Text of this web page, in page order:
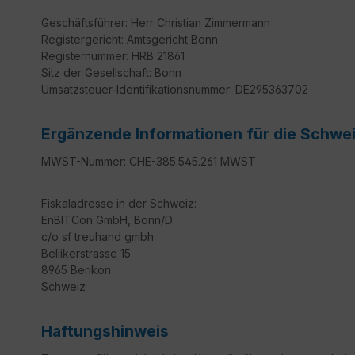
Geschäftsführer: Herr Christian Zimmermann
Registergericht: Amtsgericht Bonn
Registernummer: HRB 21861
Sitz der Gesellschaft: Bonn
Umsatzsteuer-Identifikationsnummer: DE295363702
Ergänzende Informationen für die
MWST-Nummer: CHE-385.545.261 MWST
Fiskaladresse in der Schweiz:
EnBITCon GmbH, Bonn/D
c/o sf treuhand gmbh
Bellikerstrasse 15
8965 Berikon
Schweiz
Haftungshinweis